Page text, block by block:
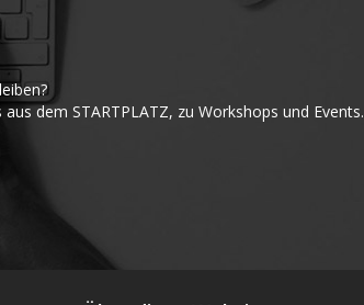
dem STARTPLATZ, zu Workshops und Events.